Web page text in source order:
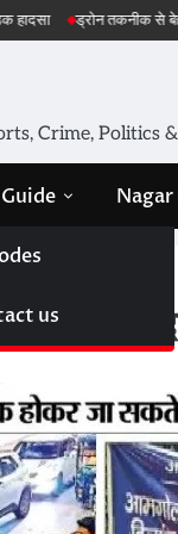
से बेहतर खेती बड़ी
Crime, Politics &
us
१६ जुलाई तक